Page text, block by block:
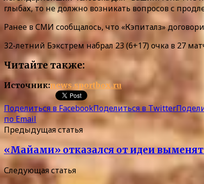
глыбах, то не должно возникать вопросов с
Ранее в СМИ сообщалось, что «Кэпиталз»
32-летний Бэкстрем набрал 23 (6+17) очка в 27
Читайте также:
Источник:news.sportbox.ru
Поделиться в FacebookПоделиться в Twitter
по Email
Предыдущая статья
«Майами» отказался от идеи
Следующая статья